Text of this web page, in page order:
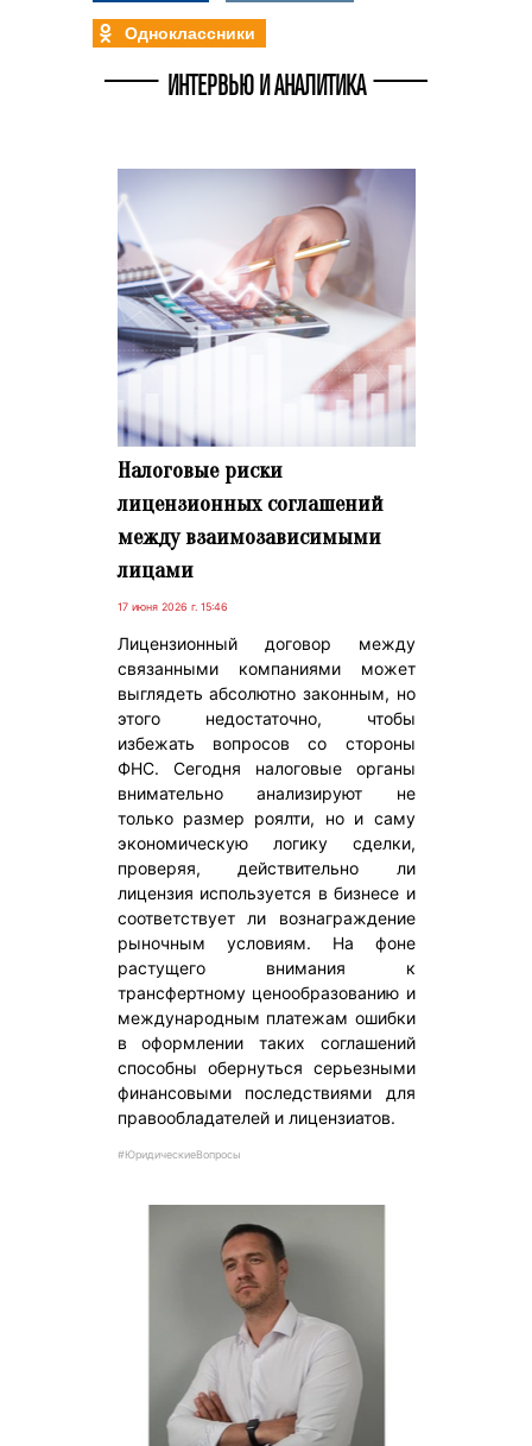
Одноклассники
ИНТЕРВЬЮ И АНАЛИТИКА
Налоговые риски
лицензионных соглашений
между взаимозависимыми
лицами
17 июня 2026 г. 15:46
Лицензионный договор между
связанными компаниями может
выглядеть абсолютно законным, но
этого недостаточно, чтобы
избежать вопросов со стороны
ФНС. Сегодня налоговые органы
внимательно анализируют не
только размер роялти, но и саму
экономическую логику сделки,
проверяя, действительно ли
лицензия используется в бизнесе и
соответствует ли вознаграждение
рыночным условиям. На фоне
растущего внимания к
трансфертному ценообразованию и
международным платежам ошибки
в оформлении таких соглашений
способны обернуться серьезными
финансовыми последствиями для
правообладателей и лицензиатов.
#ЮридическиеВопросы